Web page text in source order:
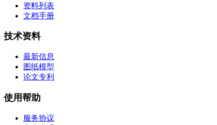
资料列表
文档手册
技术资料
最新信息
图纸模型
论文专利
使用帮助
服务协议